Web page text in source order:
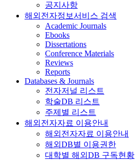
공지사항
해외전자정보서비스 검색
Academic Journals
Ebooks
Dissertations
Conference Materials
Reviews
Reports
Databases & Journals
전자저널 리스트
학술DB 리스트
주제별 리스트
해외전자자료 이용안내
해외전자자료 이용안내
해외DB별 이용권한
대학별 해외DB 구독현황